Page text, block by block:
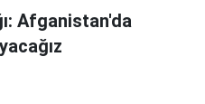
Afganistan'da